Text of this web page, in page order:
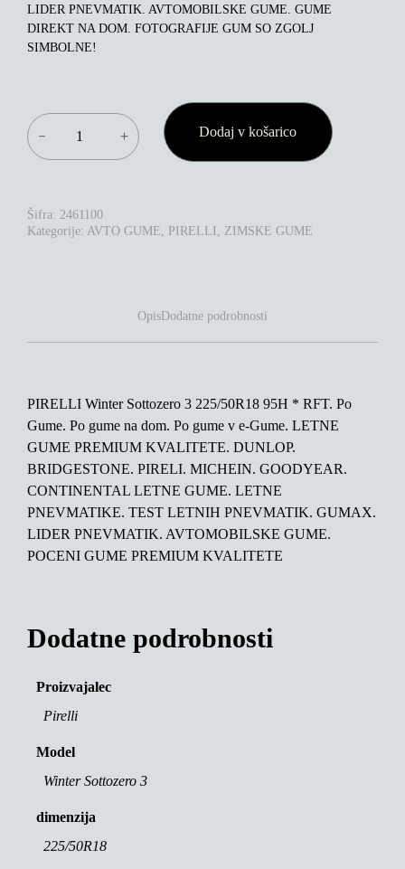
LIDER PNEVMATIK. AVTOMOBILSKE GUME. GUME
DIREKT NA DOM. FOTOGRAFIJE GUM SO ZGOLJ
SIMBOLNE!
－
PIRELLI
WINTER
SOTTOZERO
*
RFT
＋ Dodaj v košarico
Šifra: 2461100
Kategorije: AVTO GUME, PIRELLI, ZIMSKE GUME
OpisDodatne podrobnosti
PIRELLI Winter Sottozero 3 225/50R18 95H * RFT. Po
Gume. Po gume na dom. Po gume v e-Gume. LETNE
GUME PREMIUM KVALITETE. DUNLOP.
BRIDGESTONE. PIRELI. MICHEIN. GOODYEAR.
CONTINENTAL LETNE GUME. LETNE
PNEVMATIKE. TEST LETNIH PNEVMATIK. GUMAX.
LIDER PNEVMATIK. AVTOMOBILSKE GUME.
POCENI GUME PREMIUM KVALITETE
Dodatne podrobnosti
Proizvajalec
Pirelli
Model
Winter Sottozero 3
dimenzija
225/50R18